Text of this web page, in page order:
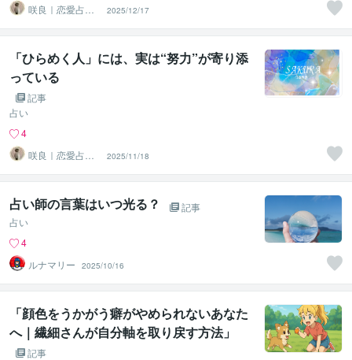
咲良｜恋愛占い
心導師
2025/12/17
「ひらめく人」には、実は“努力”が寄り添
っている
記事
占い
4
咲良｜恋愛占い
心導師
2025/11/18
占い師の言葉はいつ光る？
記事
占い
4
ルナマリー
2025/10/16
「顔色をうかがう癖がやめられないあなた
へ｜繊細さんが自分軸を取り戻す方法」
記事